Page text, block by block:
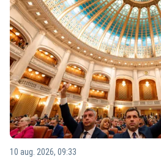
10 aug. 2026, 09:33